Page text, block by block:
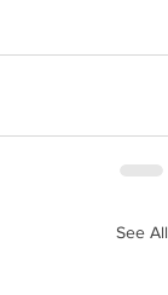
See All